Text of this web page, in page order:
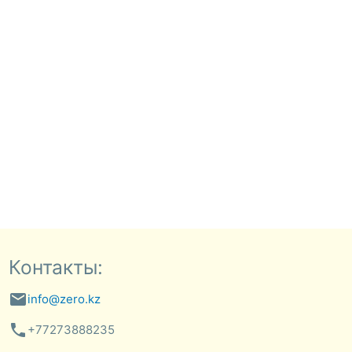
Контакты:
emailinfo@zero.kz
phone +77273888235